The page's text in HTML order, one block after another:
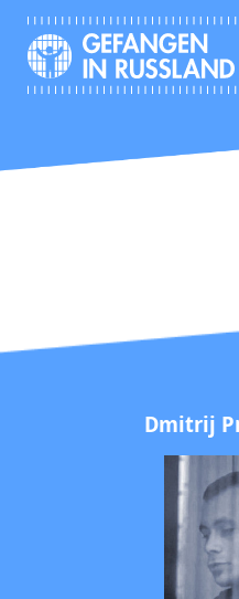
Dmitrij